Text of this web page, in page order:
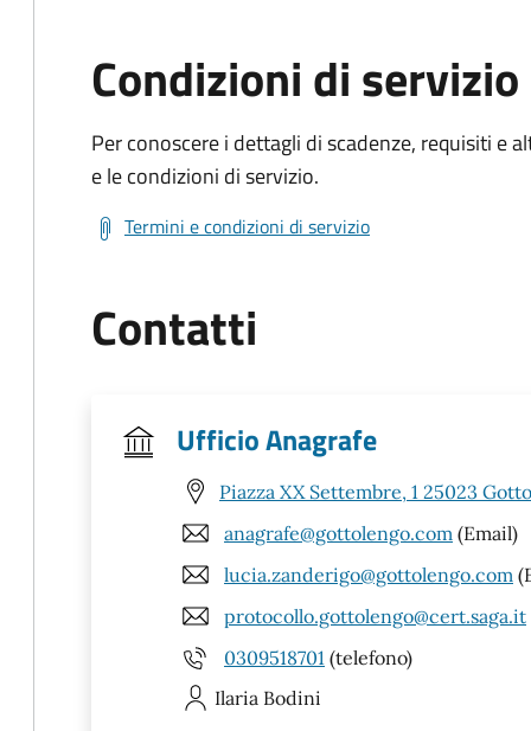
Condizioni di servizio
Per conoscere i dettagli di scadenze, requisiti e
e le condizioni di servizio.
Termini e condizioni di servizio
Contatti
Ufficio Anagrafe
Piazza XX Settembre, 1 25023
anagrafe@gottolengo.com (Email)
lucia.zanderigo@gottolengo.com
protocollo.gottolengo@cert.saga.it
0309518701 (telefono)
Ilaria Bodini